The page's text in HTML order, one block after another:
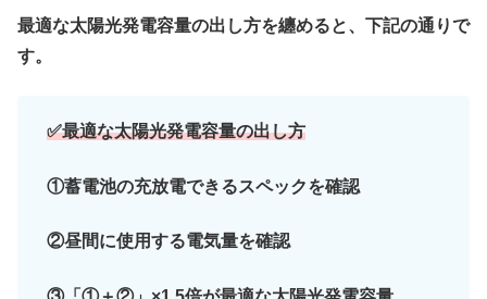
最適な太陽光発電容量の出し方を纏めると、下記の通りで
す。
✅最適な太陽光発電容量の出し方
①蓄電池の充放電できるスペックを確認
②昼間に使用する電気量を確認